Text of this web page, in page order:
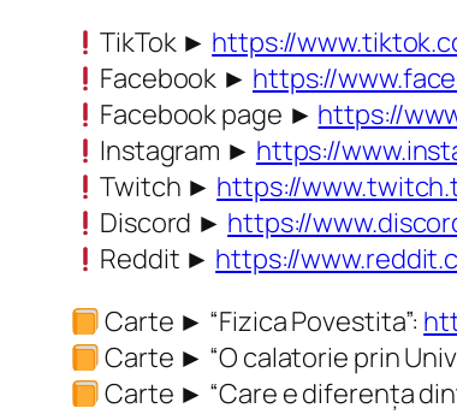
TikTok ► https://
Facebook ► https://
Facebook page ► https://
Instagram ► https://
Twitch ► https://
Discord ► https://
Reddit ► https://
Carte ► “Fizica Povestita”:
Carte ► “O calatorie prin
Carte ► “Care e diferența